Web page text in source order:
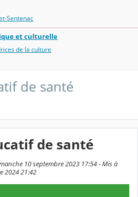
Sentenac
et culturelle
de la culture
de santé
de santé
10 septembre 2023 17:54 - Mis à
2024 21:42